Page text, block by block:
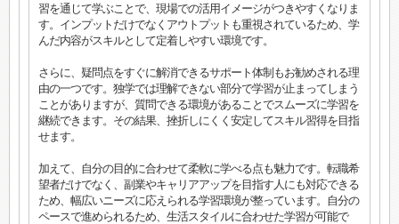
習を通じて学ぶことで、現場での活用イメージがつきやすくなりま
す。インプットだけでなくアウトプットも重視されているため、学
んだ内容がスキルとして定着しやすい環境です。
さらに、疑問点をすぐに解消できるサポート体制もお勧めされる理
由の一つです。独学では理解できない部分で学習が止まってしまう
ことがありますが、質問できる環境があることでスムーズに学習を
継続できます。その結果、挫折しにくく安定してスキル習得を目指
せます。
加えて、自分の目的に合わせて柔軟に学べる点も魅力です。転職希
望者だけでなく、副業やキャリアアップを目指す人にも対応できる
ため、幅広いニーズに応えられる学習環境が整っています。自分の
ペースで進められるため、生活スタイルに合わせた学習が可能で